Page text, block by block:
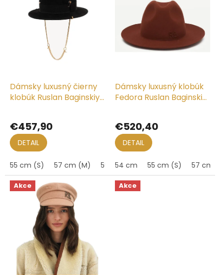
Dámsky luxusný čierny
klobúk Ruslan Baginskiy
€457,90
DETAIL
55 cm (S) 57 cm (M) 59 cm (L)
Dámsky luxusný klobúk
Fedora Ruslan Baginskiy
€520,40
DETAIL
54 cm 55 cm (S) 57 cm
Akce Akce